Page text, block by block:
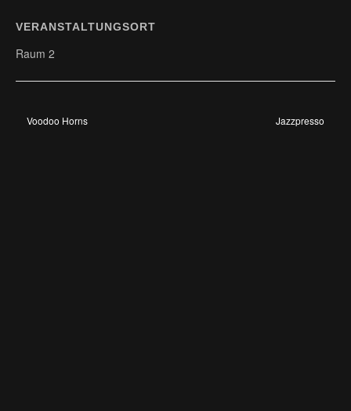
VERANSTALTUNGSORT
Raum 2
Voodoo Horns Jazzpresso